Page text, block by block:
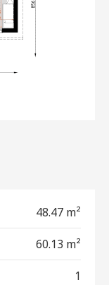
48.47 m²
60.13 m²
1